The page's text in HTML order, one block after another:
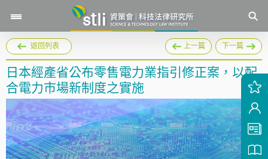
返回列表 上一篇 下一篇
日本經產省公布零售電力業指引修正案，以配
合電力市場新制度之實施